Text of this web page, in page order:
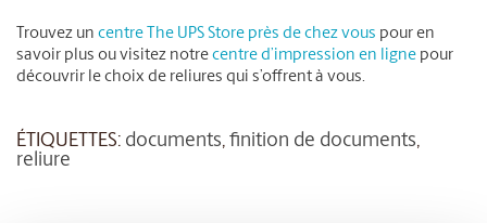
Trouvez un centre The UPS Store près de chez vous pour en
savoir plus ou visitez notre centre d’impression en ligne pour
découvrir le choix de reliures qui s’offrent à vous.
ÉTIQUETTES: documents, finition de documents,
reliure